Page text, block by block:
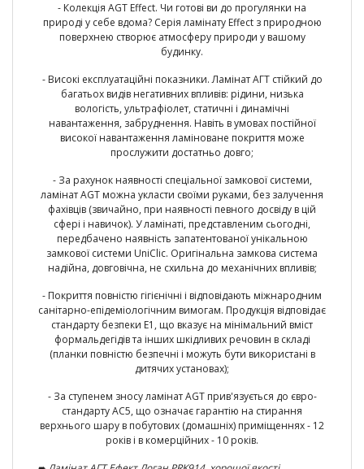
- Колекція AGT Effect. Чи готові ви до прогулянки на
природі у себе вдома? Серія ламінату Effect з природною
поверхнею створює атмосферу природи у вашому
будинку.
- Високі експлуатаційні показники. Ламінат АГТ стійкий до
багатьох видів негативних впливів: рідини, низька
вологість, ультрафіолет, статичні і динамічні
навантаження, забруднення. Навіть в умовах постійної
високої навантаження ламіноване покриття може
прослужити достатньо довго;
- За рахунок наявності спеціальної замкової системи,
ламінат AGT можна укласти своїми руками, без залучення
фахівців (звичайно, при наявності певного досвіду в цій
сфері і навичок). У ламінаті, представленим сьогодні,
передбачено наявність запатентованої унікальною
замкової системи UniClic. Оригінальна замкова система
надійна, довговічна, не схильна до механічних впливів;
- Покриття повністю гігієнічні і відповідають міжнародним
санітарно-епідеміологічним вимогам. Продукція відповідає
стандарту безпеки E1, що вказує на мінімальний вміст
формальдегідів та інших шкідливих речовин в складі
(планки повністю безпечні і можуть бути використані в
дитячих установах);
- За ступенем зносу ламінат AGT прив'язується до євро-
стандарту AC5, що означає гарантію на стирання
верхнього шару в побутових (домашніх) приміщеннях - 12
років і в комерційних - 10 років.